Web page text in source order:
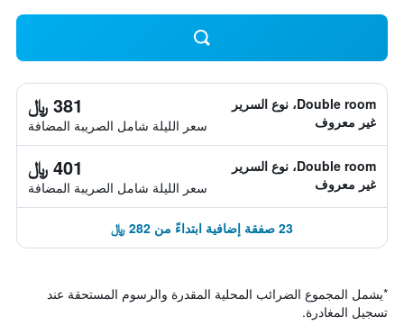
Double room، نوع السرير
غير معروف
381 ﷼
سعر الليلة شامل الصريبة المضافة
Double room، نوع السرير
غير معروف
401 ﷼
سعر الليلة شامل الصريبة المضافة
23 صفقة إضافية ابتداءً من 282 ﷼
*يشمل المجموع الضرائب المحلية المقدرة والرسوم المستحقة عند
تسجيل المغادرة.